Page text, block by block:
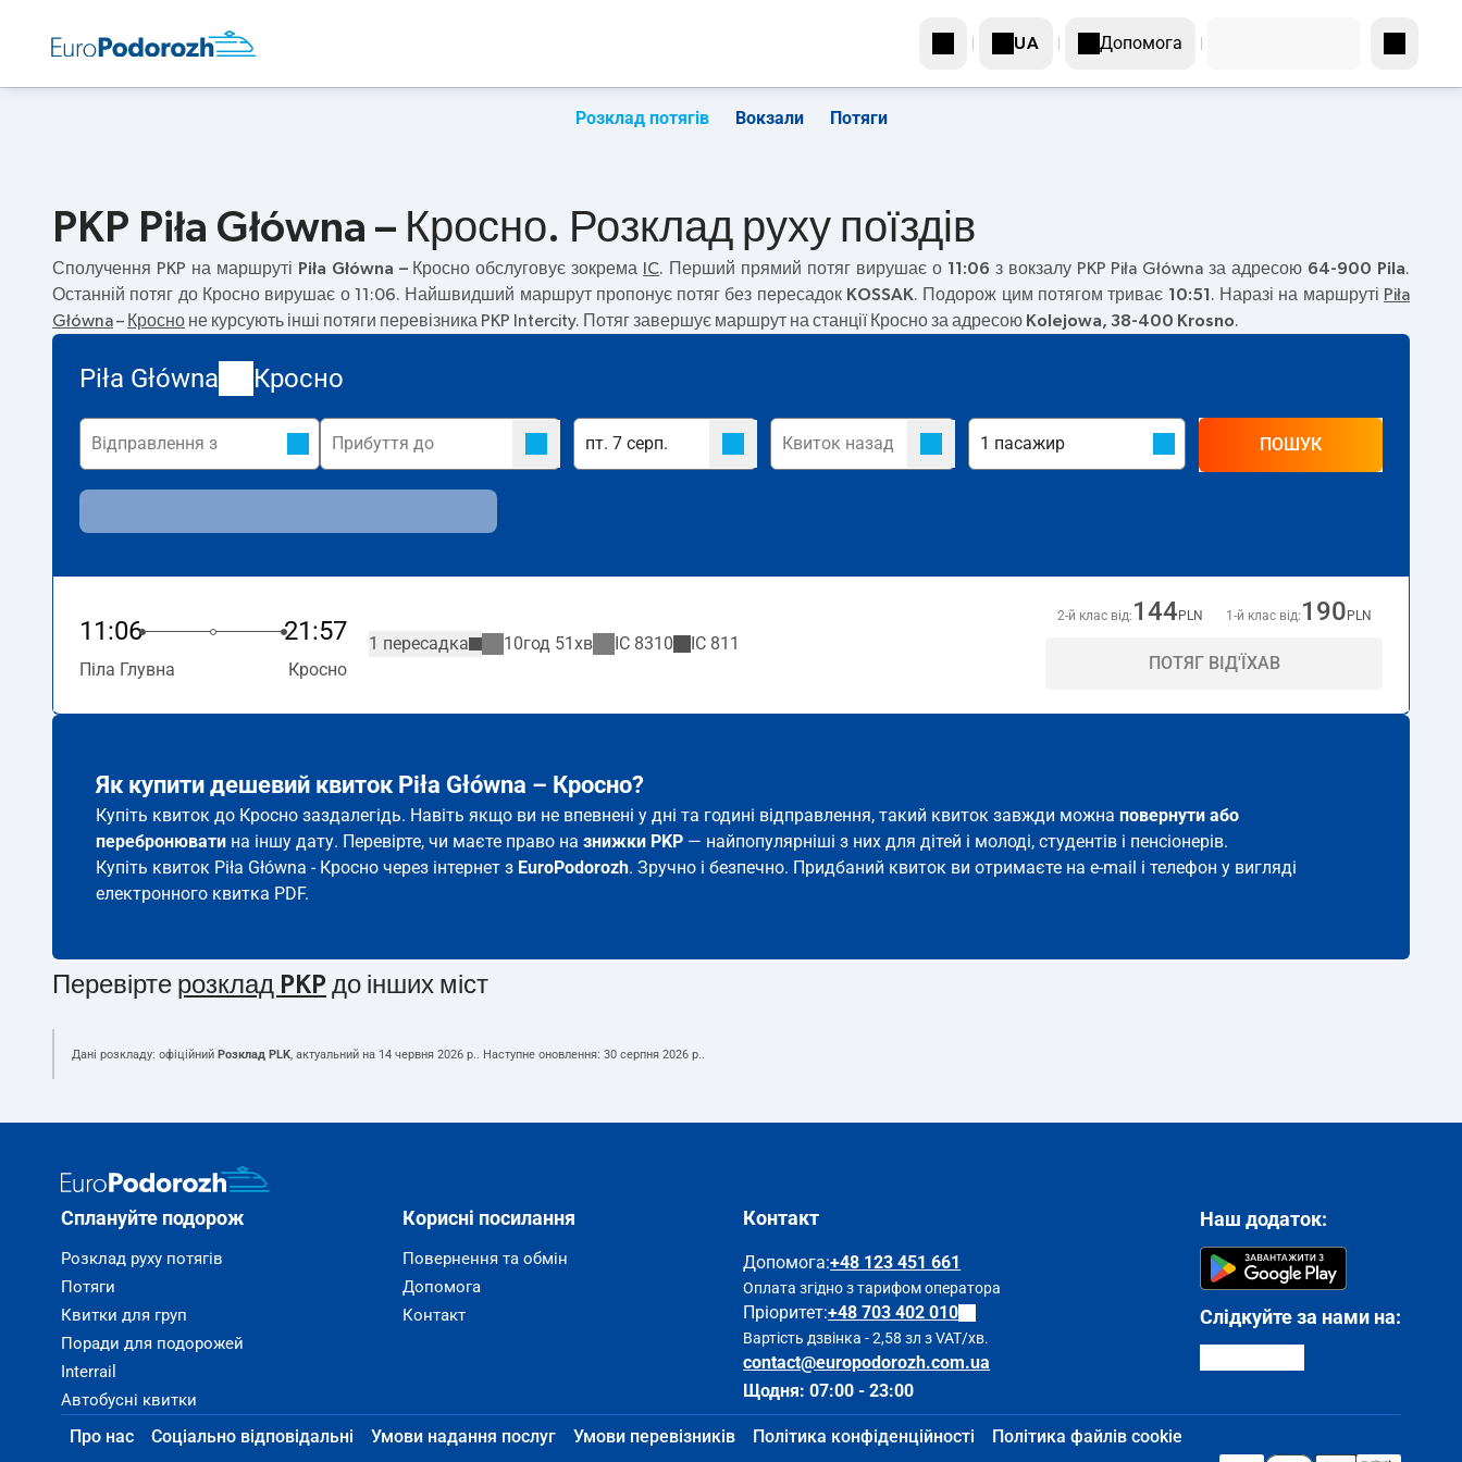
UA Допомога
Розклад потягів Вокзали Потяги
PKP Piła Główna – Кросно. Розклад руху поїздів
Сполучення PKP на маршруті Piła Główna – Кросно обслуговує зокрема IC. Перший прямий потяг вирушає о 11:06 з вокзалу PKP Piła Główna за адресою 64-900 Pila.
Останній потяг до Кросно вирушає о 11:06. Найшвидший маршрут пропонує потяг без пересадок KOSSAK. Подорож цим потягом триває 10:51 . Наразі на маршруті Piła
Główna– Кросно не курсують інші потяги перевізника PKP Intercity. Потяг завершує маршрут на станції Кросно за адресою Kolejowa, 38-400 Krosno.
Piła Główna Кросно
ПОШУК
11:06 21:57
Піла Глувна Кросно
1 пересадка 10год 51хв IC 8310 IC 811
2-й клас від: 144 PLN 1-й клас від: 190 PLN
ПОТЯГ ВІД'ЇХАВ
Як купити дешевий квиток Piła Główna – Кросно?
Купіть квиток до Кросно заздалегідь. Навіть якщо ви не впевнені у дні та годині відправлення, такий квиток завжди можна повернути або
перебронювати на іншу дату. Перевірте, чи маєте право на знижки PKP — найпопулярніші з них для дітей і молоді, студентів і пенсіонерів.
Купіть квиток Piła Główna - Кросно через інтернет з EuroPodorozh. Зручно і безпечно. Придбаний квиток ви отримаєте на e-mail і телефон у вигляді
електронного квитка PDF.
Перевірте розклад PKP до інших міст
Дані розкладу: офіційний Розклад PLK, актуальний на 14 червня 2026 р.. Наступне оновлення: 30 серпня 2026 р..
Сплануйте подорож
Розклад руху потягів
Потяги
Квитки для груп
Поради для подорожей
Interrail
Автобусні квитки
Корисні посилання
Повернення та обмін
Допомога
Контакт
Контакт
Допомога:+48 123 451 661
Оплата згідно з тарифом оператора
Пріоритет:+48 703 402 010
Вартість дзвінка - 2,58 зл з VAT/хв.
contact@europodorozh.com.ua
Щодня: 07:00 - 23:00
Наш додаток:
Слідкуйте за нами на:
Про нас Соціально відповідальні Умови надання послуг Умови перевізників Політика конфіденційності Політика файлів cookie